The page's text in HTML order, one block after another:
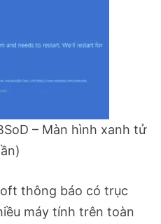
– Màn hình xanh tử
thông báo có trục
máy tính trên toàn